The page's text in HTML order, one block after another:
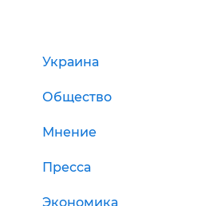
Украина
Общество
Мнение
Пресса
Экономика